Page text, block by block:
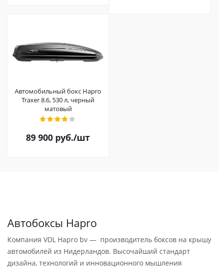
Автомобильный бокс Hapro
Traxer 8.6, 530 л, черный
матовый
89 900 руб./шт
Автобоксы Hapro
Компания VDL Hapro bv — производитель боксов на крышу
автомобилей из Нидерландов. Высочайший стандарт
дизайна, технологий и инновационного мышления